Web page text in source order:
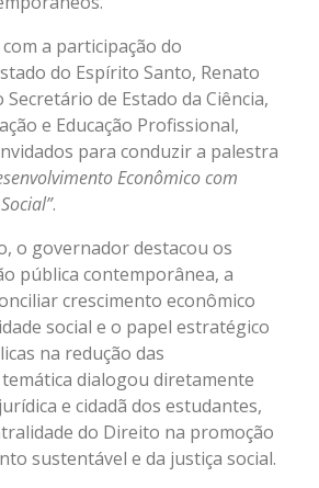
a participação do
do Espírito Santo, Renato
Secretário de Estado da Ciência,
e Educação Profissional,
para conduzir a palestra
Econômico com
.
o governador destacou os
pública contemporânea, a
crescimento econômico
social e o papel estratégico
na redução das
temática dialogou diretamente
e cidadã dos estudantes,
do Direito na promoção
sustentável e da justiça social.